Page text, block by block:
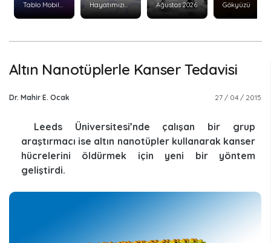
Tablo Mobil
Hayatımızı
Nasıl Etkiler?
Ağustos 2026
Gökyüzü
Altın Nanotüplerle Kanser Tedavisi
Dr. Mahir E. Ocak 27 / 04 / 2015
Leeds Üniversitesi’nde çalışan bir grup
araştırmacı ise altın nanotüpler kullanarak kanser
hücrelerini öldürmek için yeni bir yöntem
geliştirdi.